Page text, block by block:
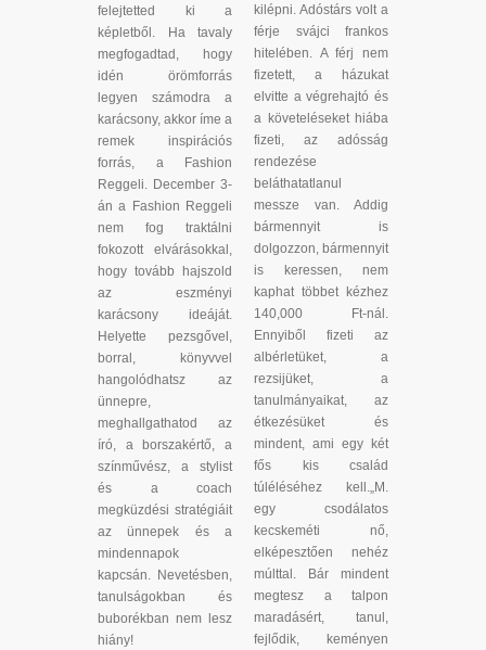
felejtetted ki a
képletből. Ha tavaly
megfogadtad, hogy
idén örömforrás
legyen számodra a
karácsony, akkor íme a
remek inspirációs
forrás, a Fashion
Reggeli. December 3-
án a Fashion Reggeli
nem fog traktálni
fokozott elvárásokkal,
hogy tovább hajszold
az eszményi
karácsony ideáját.
Helyette pezsgővel,
borral, könyvvel
hangolódhatsz az
ünnepre,
meghallgathatod az
író, a borszakértő, a
színművész, a stylist
és a coach
megküzdési stratégiáit
az ünnepek és a
mindennapok
kapcsán. Nevetésben,
tanulságokban és
buborékban nem lesz
hiány!
kilépni. Adóstárs volt a
férje svájci frankos
hitelében. A férj nem
fizetett, a házukat
elvitte a végrehajtó és
a követeléseket hiába
fizeti, az adósság
rendezése
beláthatatlanul
messze van. Addig
bármennyit is
dolgozzon, bármennyit
is keressen, nem
kaphat többet kézhez
140,000 Ft-nál.
Ennyiből fizeti az
albérletüket, a
rezsijüket, a
tanulmányaikat, az
étkezésüket és
mindent, ami egy két
fős kis család
túléléséhez kell.„M.
egy csodálatos
kecskeméti nő,
elképesztően nehéz
múlttal. Bár mindent
megtesz a talpon
maradásért, tanul,
fejlődik, keményen